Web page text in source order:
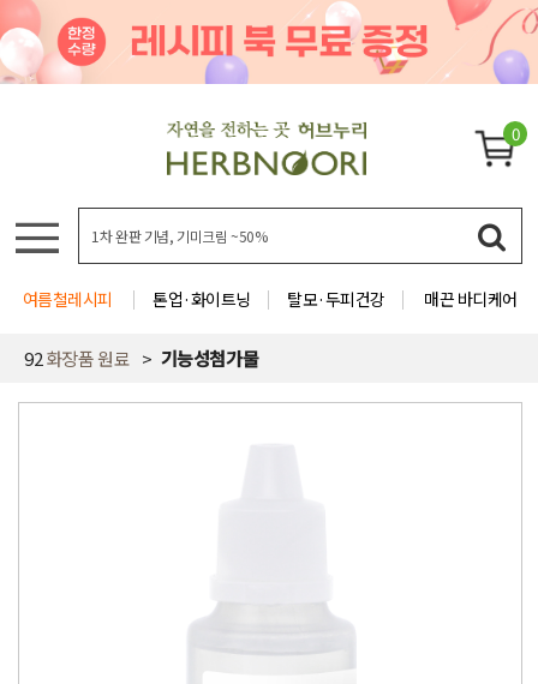
0
여름철레시피 톤업·화이트닝 탈모·두피건강 매끈 바디케어
92화장품 원료 기능성첨가물